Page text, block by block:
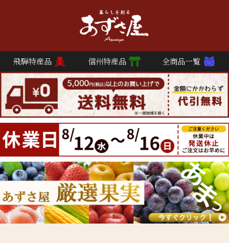
飛騨特産品 信州特産品 全商品一覧